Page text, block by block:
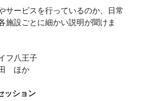
サービスを行っているのか、日常
施設ごとに細かい説明が聞けま
フ八王子
田 ほか
ッション